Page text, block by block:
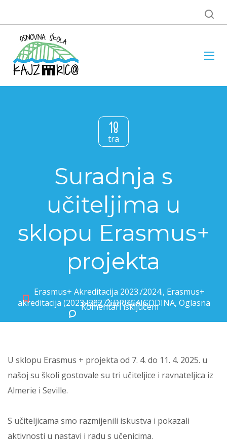
18
tra
Suradnja s
učiteljima u
sklopu Erasmus+
projekta
Erasmus+ Akreditacija 2023./2024., Erasmus+
akreditacija (2023.-2027.) DRUGA GODINA,
Oglasna ploča,Život škole
Komentari isključeni za Suradnja s učiteljima u sklopu Erasmus+ projekta
U sklopu Erasmus + projekta od 7. 4. do 11. 4. 2025. u
našoj su školi gostovale su tri učiteljice i ravnateljica iz
Almerie i Seville.
S učiteljicama smo razmijenili iskustva i pokazali
aktivnosti u nastavi i radu s učenicima.